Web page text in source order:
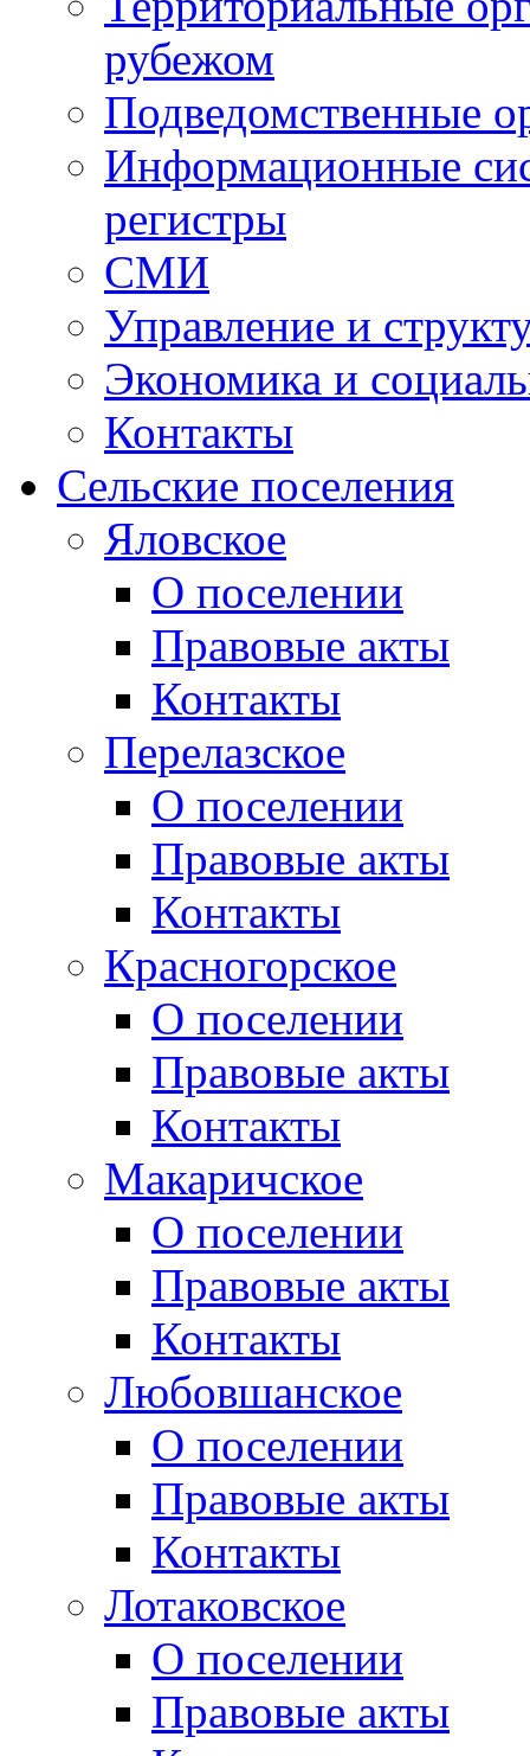
рубежом
Подведомственные
Информационные
регистры
СМИ
Управление и
Экономика и
Контакты
Сельские поселения
Яловское
О поселении
Правовые акты
Контакты
Перелазское
О поселении
Правовые акты
Контакты
Красногорское
О поселении
Правовые акты
Контакты
Макаричское
О поселении
Правовые акты
Контакты
Любовшанское
О поселении
Правовые акты
Контакты
Лотаковское
О поселении
Правовые акты